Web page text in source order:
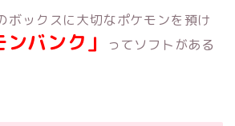
ボックスに大切なポケモンを預け
ンバンク」
ってソフトがある